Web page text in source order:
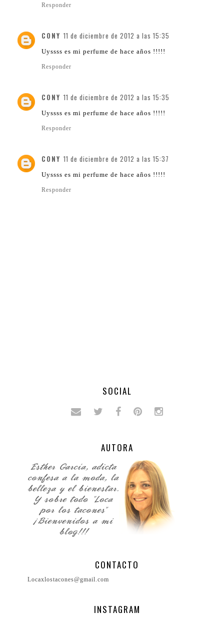
Responder
CONY 11 de diciembre de 2012 a las 15:35
Uyssss es mi perfume de hace años !!!!!
Responder
CONY 11 de diciembre de 2012 a las 15:35
Uyssss es mi perfume de hace años !!!!!
Responder
CONY 11 de diciembre de 2012 a las 15:37
Uyssss es mi perfume de hace años !!!!!
Responder
SOCIAL
AUTORA
CONTACTO
Locaxlostacones@gmail.com
INSTAGRAM